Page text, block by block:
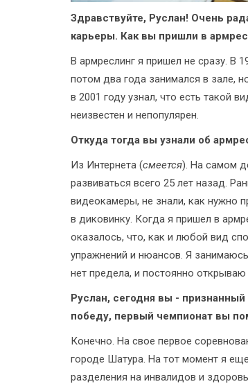
Здравствуйте, Руслан! Очень
карьеры. Как вы пришли в
В армреслинг я пришел не сразу. В
потом два года занимался в зале,
в 2001 году узнал, что есть такой
неизвестен и непопулярен.
Откуда тогда вы узнали об
Из Интернета (смеется). На самом
развиваться всего 25 лет назад.
видеокамеры, не знали, как нужно
в диковинку. Когда я пришел в
оказалось, что, как и любой вид
упражнений и нюансов. Я
нет предела, и постоянно
Руслан, сегодня вы -
победу, первый чемпионат вы
Конечно. На свое первое
городе Шатура. На тот момент я
разделения на инвалидов и